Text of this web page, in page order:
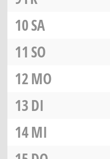
10SA
11 SO
12MO
13DI
14MI